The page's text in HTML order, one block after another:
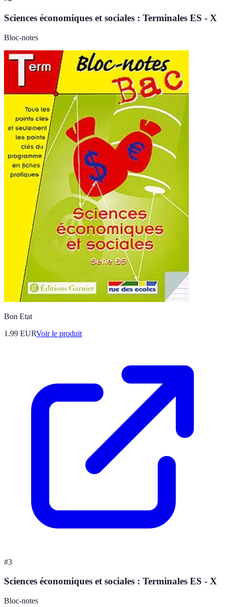
Sciences économiques et sociales : Terminales ES - X
Bloc-notes
Bon Etat
1.99 EURVoir le produit
#3
Sciences économiques et sociales : Terminales ES - X
Bloc-notes